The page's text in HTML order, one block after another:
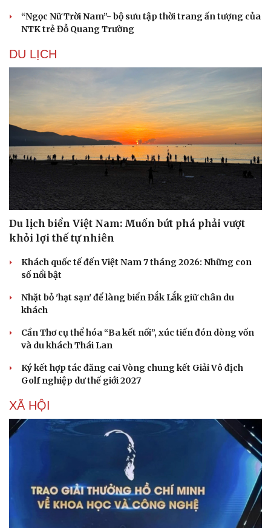
Văn hóa
Văn học
Âm nhạc
Di sản
Giải trí
Nghệ sĩ
Thời trang
Sao Việt
“Ngọc Nữ Trời Nam”- bộ sưu tập thời trang ấn tượng của
NTK trẻ Đỗ Quang Trường
DU LỊCH
Du lịch biển Việt Nam: Muốn bứt phá phải vượt
khỏi lợi thế tự nhiên
Khách quốc tế đến Việt Nam 7 tháng 2026: Những con
số nổi bật
Nhặt bỏ 'hạt sạn' để làng biển Đắk Lắk giữ chân du
khách
Cần Thơ cụ thể hóa “Ba kết nối”, xúc tiến đón dòng vốn
và du khách Thái Lan
Ký kết hợp tác đăng cai Vòng chung kết Giải Vô địch
Golf nghiệp dư thế giới 2027
XÃ HỘI